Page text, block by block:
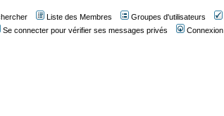
Liste des Membres Groupes d'utilisateurs
Se connecter pour vérifier ses messages privés Connexion